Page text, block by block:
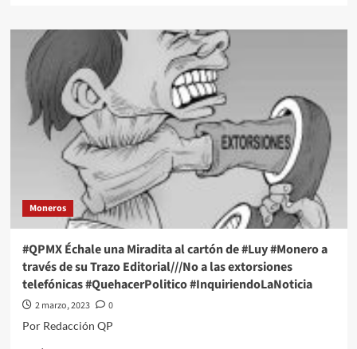
#QPMX
una
Miradita
al
cartón
de
#Luy
#Monero
a
través
Trazo
Editorial///Doble
Disparó
#QuehacerPolitico
#InquiriendoLaNoticia
Moneros
#QPMX Échale una Miradita al cartón de #Luy #Monero a
través de su Trazo Editorial///No a las extorsiones
telefónicas #QuehacerPolitico #InquiriendoLaNoticia
2 marzo, 2023
0
Por Redacción QP